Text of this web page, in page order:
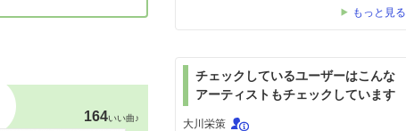
164いい曲♪
もっと見る
チェックしているユーザーはこんな
アーティストもチェックしています
大川栄策